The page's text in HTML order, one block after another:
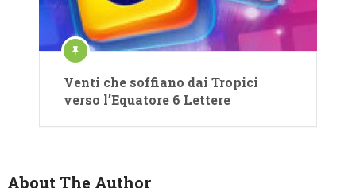
Venti che soffiano dai Tropici
verso l’Equatore 6 Lettere
About The Author